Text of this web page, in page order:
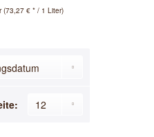
(73,27 € * / 1 Liter)